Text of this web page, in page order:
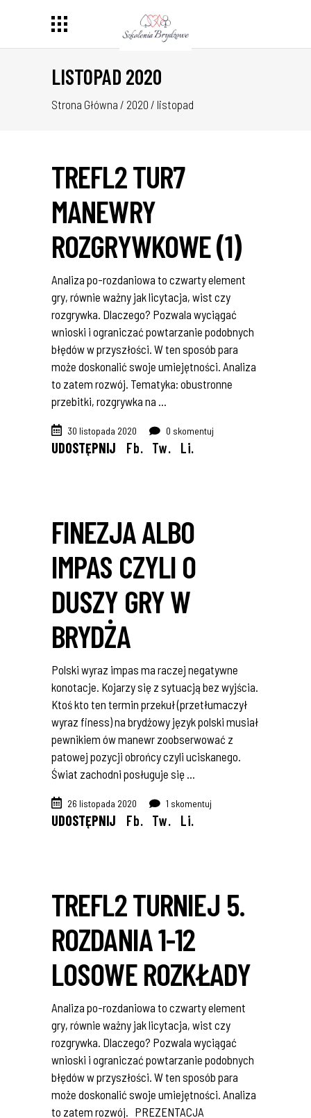
LISTOPAD 2020
Strona Główna / 2020 / listopad
TREFL2 TUR7
MANEWRY
ROZGRYWKOWE (1)
Analiza po-rozdaniowa to czwarty element
gry, równie ważny jak licytacja, wist czy
rozgrywka. Dlaczego? Pozwala wyciągać
wnioski i ograniczać powtarzanie podobnych
błędów w przyszłości. W ten sposób para
może doskonalić swoje umiejętności. Analiza
to zatem rozwój. Tematyka: obustronne
przebitki, rozgrywka na
30 listopada 2020 0 skomentuj
UDOSTĘPNIJ Fb. Tw. Li.
FINEZJA ALBO
IMPAS CZYLI O
DUSZY GRY W
BRYDŻA
Polski wyraz impas ma raczej negatywne
konotacje. Kojarzy się z sytuacją bez wyjścia.
Ktoś kto ten termin przekuł (przetłumaczył
wyraz finess) na brydżowy język polski musiał
pewnikiem ów manewr zoobserwować z
patowej pozycji obrońcy czyli uciskanego.
Świat zachodni posługuje się
26 listopada 2020 1 skomentuj
UDOSTĘPNIJ Fb. Tw. Li.
TREFL2 TURNIEJ 5.
ROZDANIA 1-12
LOSOWE ROZKŁADY
Analiza po-rozdaniowa to czwarty element
gry, równie ważny jak licytacja, wist czy
rozgrywka. Dlaczego? Pozwala wyciągać
wnioski i ograniczać powtarzanie podobnych
błędów w przyszłości. W ten sposób para
może doskonalić swoje umiejętności. Analiza
to zatem rozwój. PREZENTACJA